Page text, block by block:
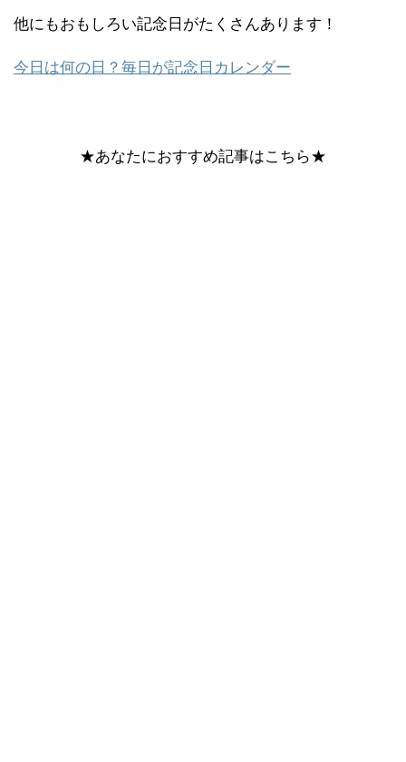
他にもおもしろい記念日がたくさんあります！
今日は何の日？毎日が記念日カレンダー
★あなたにおすすめ記事はこちら★